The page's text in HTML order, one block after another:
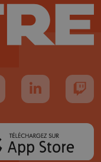
TikTok
nous sur YouTube
Suivez-nous